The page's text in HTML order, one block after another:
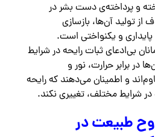
و پرداخته‌ی دست بشر در
تولید آن‌ها، بازسازی
و یکنواختی است.
بی‌ادعای ثبات رایحه در شرایط
برابر حرارت، نور و
و اطمینان می‌دهند که رایحه
شرایط مختلف، تغییری نکند.
طبیعت در